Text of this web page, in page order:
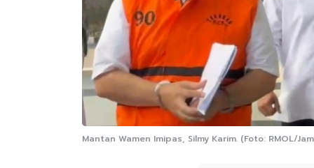
Mantan Wamen Imipas, Silmy Karim. (Foto: RMOL/